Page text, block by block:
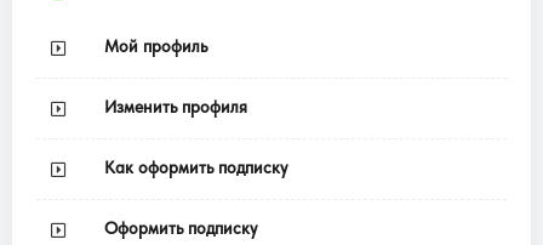
Мой профиль
Изменить профиля
Как оформить подписку
Оформить подписку